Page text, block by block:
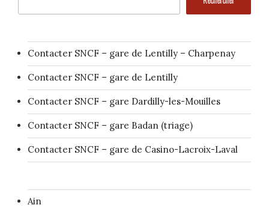
Contacter SNCF – gare de Lentilly – Charpenay
Contacter SNCF – gare de Lentilly
Contacter SNCF – gare Dardilly-les-Mouilles
Contacter SNCF – gare Badan (triage)
Contacter SNCF – gare de Casino-Lacroix-Laval
Ain